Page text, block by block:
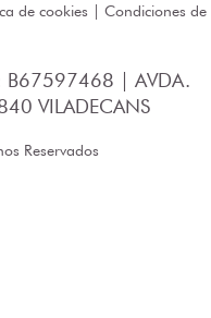
de cookies | Condiciones de
B67597468 | AVDA.
VILADECANS
Reservados